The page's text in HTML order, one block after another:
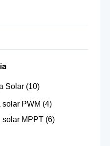
Solar (10)
PWM (4)
solar MPPT (6)